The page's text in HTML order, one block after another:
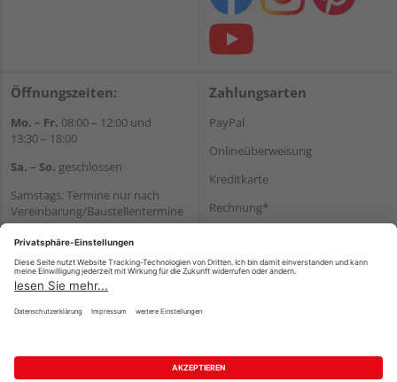
Öffnungszeiten:
Mo. – Fr. 08:00 – 12:00 und
13:30 – 18:00
Sa. – So. geschlossen
Samstags: Termine nur nach
Vereinbarung/Baustellentermine
Wir helfen Ihnen gerne
weiter
Tel.:+49 6062 956180
E-Mail:shop@holzland-seibert.de
Zahlungsarten
PayPal
Onlineüberweisung
Kreditkarte
Rechnung*
Versand
Impressum AGB Widerruf
Datenschutz